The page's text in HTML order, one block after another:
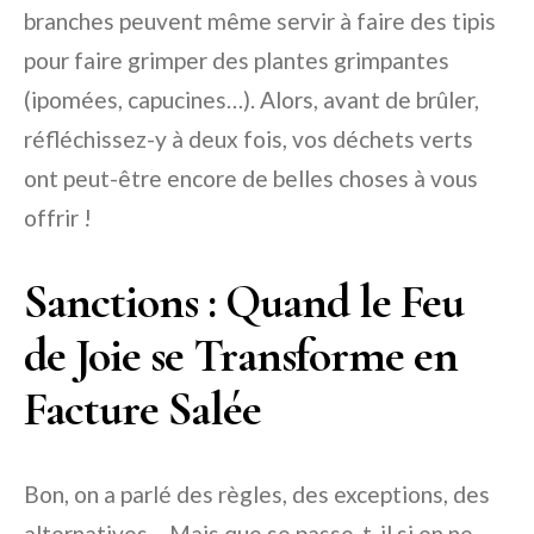
branches peuvent même servir à faire des tipis
pour faire grimper des plantes grimpantes
(ipomées, capucines…). Alors, avant de brûler,
réfléchissez-y à deux fois, vos déchets verts
ont peut-être encore de belles choses à vous
offrir !
Sanctions : Quand le Feu
de Joie se Transforme en
Facture Salée
Bon, on a parlé des règles, des exceptions, des